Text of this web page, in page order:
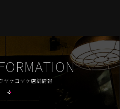
ヤケコヤケ店舗情報